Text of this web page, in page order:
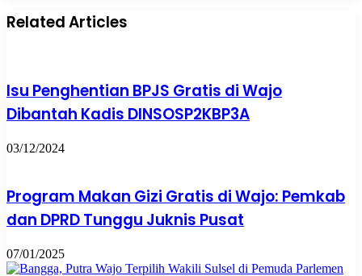
Email
Related Articles
Isu Penghentian BPJS Gratis di Wajo
Dibantah Kadis DINSOSP2KBP3A
03/12/2024
Program Makan Gizi Gratis di Wajo: Pemkab
dan DPRD Tunggu Juknis Pusat
07/01/2025